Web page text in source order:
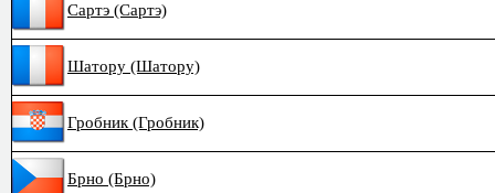
Сартэ (Сартэ)
Шатору (Шатору)
Гробник (Гробник)
Брно (Брно)